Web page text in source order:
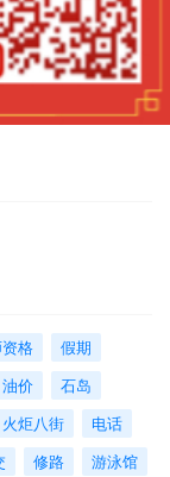
格
假期
油价
石岛
火炬八街
电话
修路 游泳馆